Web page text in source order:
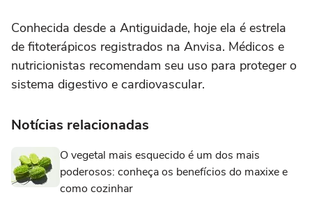
Conhecida desde a Antiguidade, hoje ela é estrela
de fitoterápicos registrados na Anvisa. Médicos e
nutricionistas recomendam seu uso para proteger o
sistema digestivo e cardiovascular.
Notícias relacionadas
O vegetal mais esquecido é um dos mais
poderosos: conheça os benefícios do maxixe e
como cozinhar